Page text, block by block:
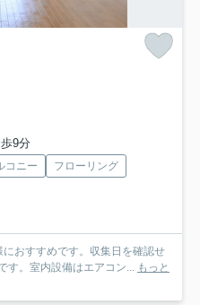
9分
コニー
フローリング
おすすめです。収集日を確認せ
す。室内設備はエアコン...
もっと